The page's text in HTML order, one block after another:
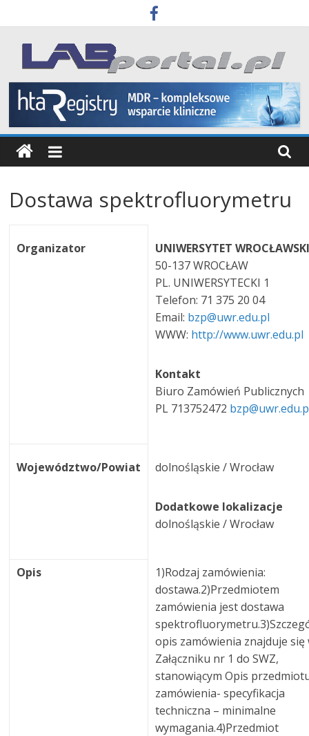
to
content
Labportal
Laboratoria
Aparatura
Badania
Dostawa spektrofluorymetru
Organizator
UNIWERSYTET
50-137 WROCŁAW
PL. UNIWERSYTECKI 1
Telefon: 71 375 20 04
Email: bzp@uwr.edu.pl
WWW: http://www.uwr.edu.pl
Kontakt
Biuro Zamówień Publicznych
PL 713752472
Województwo/Powiat dolnośląskie / Wrocław
Dodatkowe lokalizacje
dolnośląskie / Wrocław
Opis
1)Rodzaj zamówienia:
dostawa.2)Przedmiotem
zamówienia jest dostawa
opis zamówienia znajduje się
Załączniku nr 1 do SWZ,
stanowiącym Opis
zamówienia- specyfikacja
techniczna – minimalne
wymagania.4)Przedmiot